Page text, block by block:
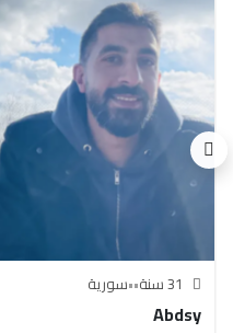
•
•سورية
Abdsy